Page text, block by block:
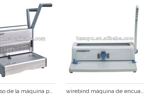
doble paso de la máquina perforadora wirebind máquina de encuadernación